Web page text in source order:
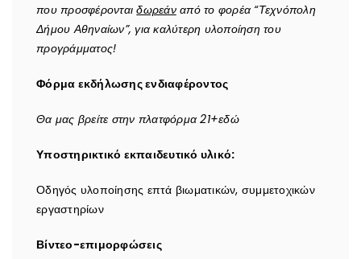
που προσφέρονταιδωρεάναπό το φορέα “Τεχνόπολη
Δήμου Αθηναίων”, για καλύτερη υλοποίηση του
προγράμματος!
Φόρμα εκδήλωσης ενδιαφέροντος
Θα μας βρείτε στην πλατφόρμα 21+εδώ
Υποστηρικτικό εκπαιδευτικό υλικό:
Οδηγός υλοποίησης επτά βιωματικών, συμμετοχικών
εργαστηρίων
Βίντεο-επιμορφώσεις